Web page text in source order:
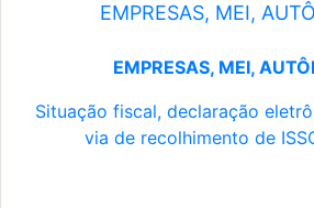
EMPRESAS, MEI,
EMPRESAS, MEI,
Situação fiscal, declaração
via de recolhimento de